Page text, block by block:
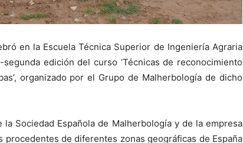
en la Escuela Técnica Superior de Ingeniería Agraria
edición del curso ‘Técnicas de reconocimiento
organizado por el Grupo de Malherbología de dicho
Sociedad Española de Malherbología y de la empresa
procedentes de diferentes zonas geográficas de España